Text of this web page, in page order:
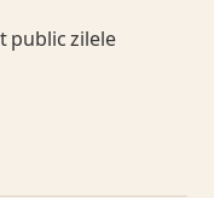
public zilele